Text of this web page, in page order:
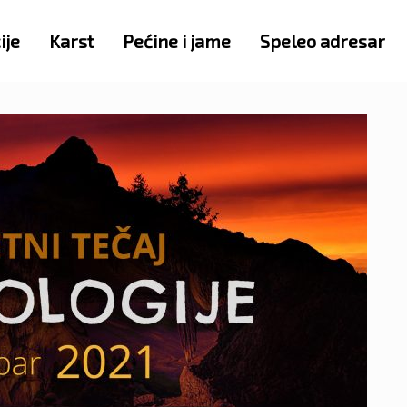
Karst Pećine i jame Speleo adresar